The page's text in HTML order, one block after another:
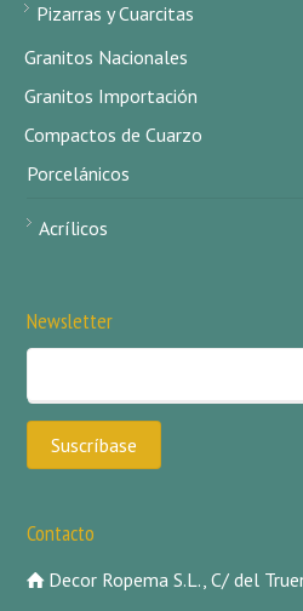
Pizarras y Cuarcitas
Granitos Nacionales
Granitos Importación
Compactos de Cuarzo
Porcelánicos
Acrílicos
Newsletter
Contacto
Decor Ropema S.L., C/ del